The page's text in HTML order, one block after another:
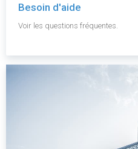
Besoin d'aide
Voir les questions fréquentes.